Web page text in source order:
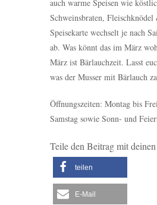
auch warme Speisen wie
Schweinsbraten,
Speisekarte wechselt je nach
ab. Was könnt das im März
März ist Bärlauchzeit. Lasst
was der Musser mit Bärlauch
Öffnungszeiten: Montag bis
Samstag sowie Sonn- und
Teile den Beitrag mit
teilen
E-Mail